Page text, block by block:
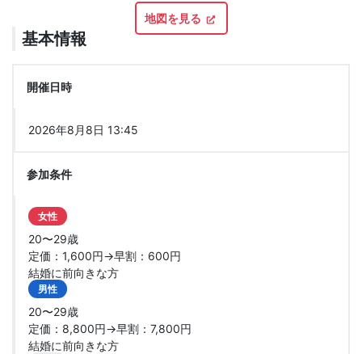
地図を見る
基本情報
開催日時
2026年8月8日 13:45
参加条件
女性
20〜29歳
定価：1,600円→早割：600円
結婚に前向きな方
男性
20〜29歳
定価：8,800円→早割：7,800円
結婚に前向きな方